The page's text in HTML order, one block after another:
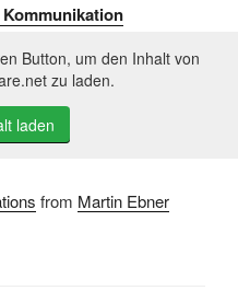
Button, um den Inhalt von
zu laden.
laden
from Martin Ebner